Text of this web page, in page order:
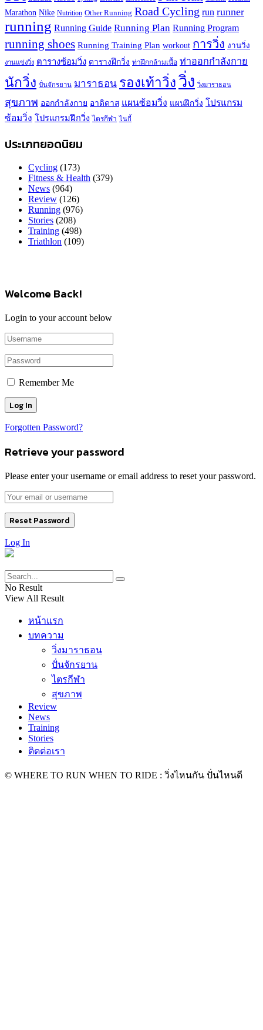
Marathon Nike Nutrition Other Running Road Cycling run runner
running Running Guide Running Plan Running Program
running shoes Running Training Plan workout การวิ่ง งานวิ่ง
งานแข่งวิ่ง ตารางซ้อมวิ่ง ตารางฝึกวิ่ง ท่าฝึกกล้ามเนื้อ ท่าออกกำลังกาย
นักวิ่ง ปั่นจักรยาน มาราธอน รองเท้าวิ่ง วิ่ง วิ่งมาราธอน
สุขภาพ ออกกำลังกาย อาดิดาส แผนซ้อมวิ่ง แผนฝึกวิ่ง โปรแกรม
ซ้อมวิ่ง โปรแกรมฝึกวิ่ง ไตรกีฬา ไนกี้
ประเภทยอดนิยม
Cycling (173)
Fitness & Health (379)
News (964)
Review (126)
Running (976)
Stories (208)
Training (498)
Triathlon (109)
Welcome Back!
Login to your account below
Remember Me
Forgotten Password?
Retrieve your password
Please enter your username or email address to reset your password.
Log In
No Result
View All Result
หน้าแรก
บทความ
วิ่งมาราธอน
ปั่นจักรยาน
ไตรกีฬา
สุขภาพ
Review
News
Training
Stories
ติดต่อเรา
© WHERE TO RUN WHEN TO RIDE : วิ่งไหนกัน ปั่นไหนดี